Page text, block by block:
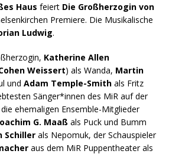
Haus feiert Die Großherzogin von
Premiere. Die Musikalische
Ludwig.
Katherine Allen
Weissert) als Wanda, Martin
und Adam Temple-Smith als Fritz
Sänger*innen des MiR auf der
ehemaligen Ensemble-Mitglieder
G. Maaß als Puck und Bumm
Schiller als Nepomuk, der Schauspieler
aus dem MiR Puppentheater als